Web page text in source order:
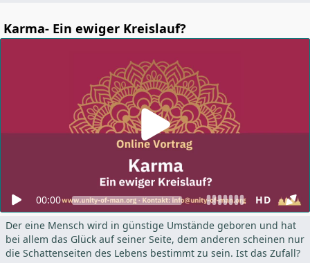
Karma- Ein ewiger Kreislauf?
00:00
HD
Der eine Mensch wird in günstige Umstände geboren und hat
bei allem das Glück auf seiner Seite, dem anderen scheinen nur
die Schattenseiten des Lebens bestimmt zu sein. Ist das Zufall?